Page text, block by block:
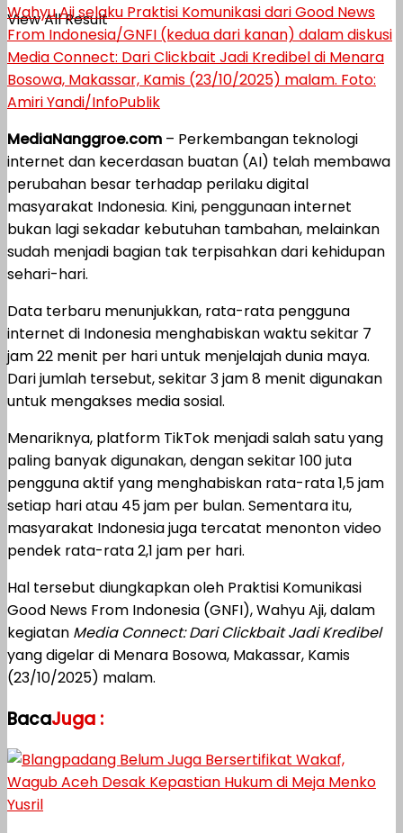
View All Result
Wahyu Aji selaku Praktisi Komunikasi dari Good News
From Indonesia/GNFI (kedua dari kanan) dalam diskusi
Media Connect: Dari Clickbait Jadi Kredibel di Menara
Bosowa, Makassar, Kamis (23/10/2025) malam. Foto:
Amiri Yandi/InfoPublik
MediaNanggroe.com – Perkembangan teknologi
internet dan kecerdasan buatan (AI) telah membawa
perubahan besar terhadap perilaku digital
masyarakat Indonesia. Kini, penggunaan internet
bukan lagi sekadar kebutuhan tambahan, melainkan
sudah menjadi bagian tak terpisahkan dari kehidupan
sehari-hari.
Data terbaru menunjukkan, rata-rata pengguna
internet di Indonesia menghabiskan waktu sekitar 7
jam 22 menit per hari untuk menjelajah dunia maya.
Dari jumlah tersebut, sekitar 3 jam 8 menit digunakan
untuk mengakses media sosial.
Menariknya, platform TikTok menjadi salah satu yang
paling banyak digunakan, dengan sekitar 100 juta
pengguna aktif yang menghabiskan rata-rata 1,5 jam
setiap hari atau 45 jam per bulan. Sementara itu,
masyarakat Indonesia juga tercatat menonton video
pendek rata-rata 2,1 jam per hari.
Hal tersebut diungkapkan oleh Praktisi Komunikasi
Good News From Indonesia (GNFI), Wahyu Aji, dalam
kegiatan Media Connect: Dari Clickbait Jadi Kredibel
yang digelar di Menara Bosowa, Makassar, Kamis
(23/10/2025) malam.
BacaJuga :